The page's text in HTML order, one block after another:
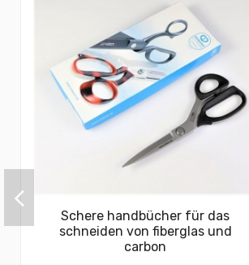
Schere handbücher für das
schneiden von fiberglas und
carbon